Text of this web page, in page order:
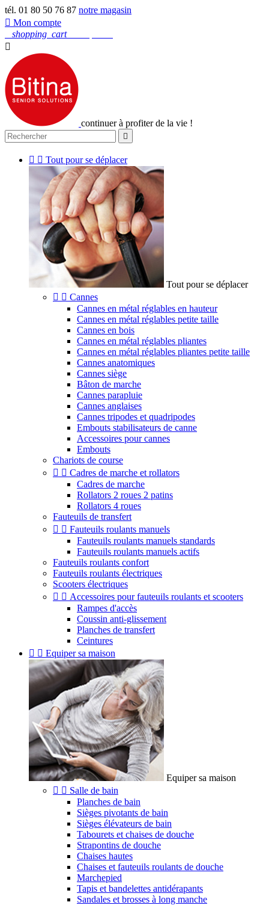
tél. 01 80 50 76 87 notre magasin
 Mon compte
shopping_cart

continuer à profiter de la vie !

  Tout pour se déplacer
Tout pour se déplacer
  Cannes
Cannes en métal réglables en hauteur
Cannes en métal réglables petite taille
Cannes en bois
Cannes en métal réglables pliantes
Cannes en métal réglables pliantes petite taille
Cannes anatomiques
Cannes siège
Bâton de marche
Cannes parapluie
Cannes anglaises
Cannes tripodes et quadripodes
Embouts stabilisateurs de canne
Accessoires pour cannes
Embouts
Chariots de course
  Cadres de marche et rollators
Cadres de marche
Rollators 2 roues 2 patins
Rollators 4 roues
Fauteuils de transfert
  Fauteuils roulants manuels
Fauteuils roulants manuels standards
Fauteuils roulants manuels actifs
Fauteuils roulants confort
Fauteuils roulants électriques
Scooters électriques
  Accessoires pour fauteuils roulants et scooters
Rampes d'accès
Coussin anti-glissement
Planches de transfert
Ceintures
  Equiper sa maison
Equiper sa maison
  Salle de bain
Planches de bain
Sièges pivotants de bain
Sièges élévateurs de bain
Tabourets et chaises de douche
Strapontins de douche
Chaises hautes
Chaises et fauteuils roulants de douche
Marchepied
Tapis et bandelettes antidérapants
Sandales et brosses à long manche